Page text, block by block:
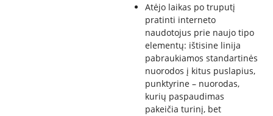
Atėjo laikas po truputį
pratinti interneto
naudotojus prie naujo tipo
elementų: ištisine linija
pabraukiamos standartinės
nuorodos į kitus puslapius,
punktyrine – nuorodas,
kurių paspaudimas
pakeičia turinį, bet